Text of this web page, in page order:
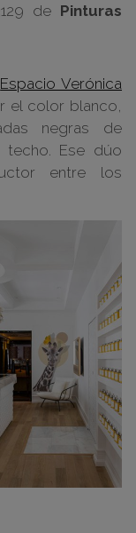
de Pinturas
Espacio Verónica
el color blanco,
negras de
Ese dúo
entre los
Decor